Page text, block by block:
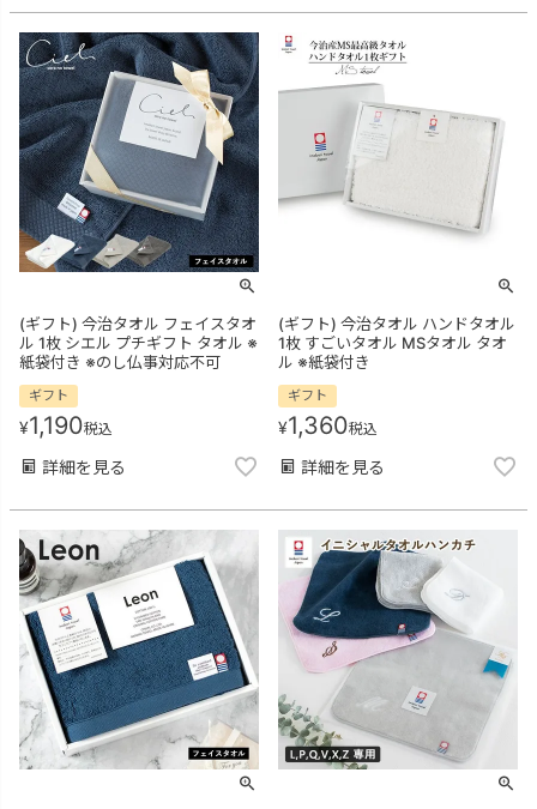
(ギフト) 今治タオル フェイスタオ
ル 1枚 シエル プチギフト タオル ※
紙袋付き ※のし仏事対応不可
ギフト
¥1,190税込
詳細を見る
(ギフト) 今治タオル ハンドタオル
1枚 すごいタオル MSタオル タオ
ル ※紙袋付き
ギフト
¥1,360税込
詳細を見る